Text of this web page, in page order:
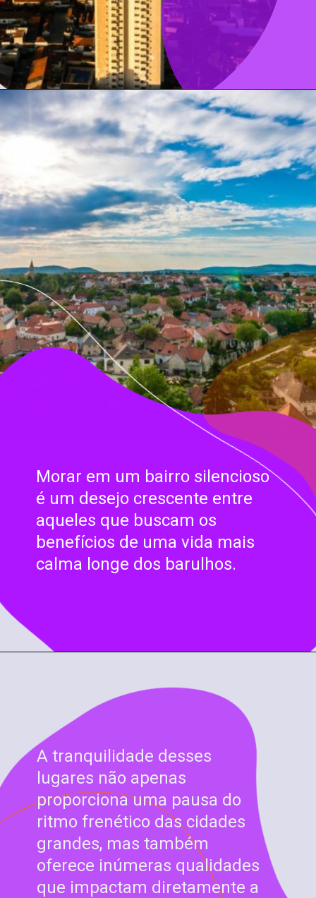
Morar em um bairro silencioso
é um desejo crescente entre
aqueles que buscam os
benefícios de uma vida mais
calma longe dos barulhos.
A tranquilidade desses
lugares não apenas
proporciona uma pausa do
ritmo frenético das cidades
grandes, mas também
oferece inúmeras qualidades
que impactam diretamente a